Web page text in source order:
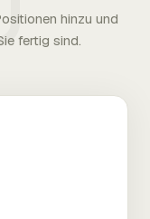
hinzu und
fertig sind.